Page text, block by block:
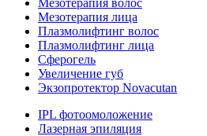
Мезотерапия волос
Мезотерапия лица
Плазмолифтинг волос
Плазмолифтинг лица
Сферогель
Увеличение губ
Экзопротектор Novacutan
IPL фотоомоложение
Лазерная эпиляция